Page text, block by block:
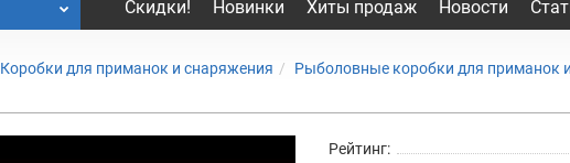
Скидки! Новинки Хиты продаж Новости
Коробки для приманок и снаряжения Рыболовные коробки для приманок
Рейтинг: